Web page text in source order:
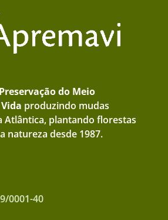
do Meio
produzindo mudas
Atlântica, plantando florestas
natureza desde 1987.
0001-40